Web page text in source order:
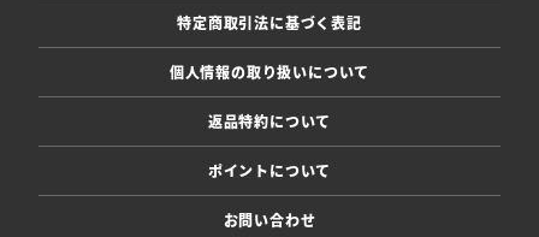
特定商取引法に基づく表記
個人情報の取り扱いについて
返品特約について
ポイントについて
お問い合わせ